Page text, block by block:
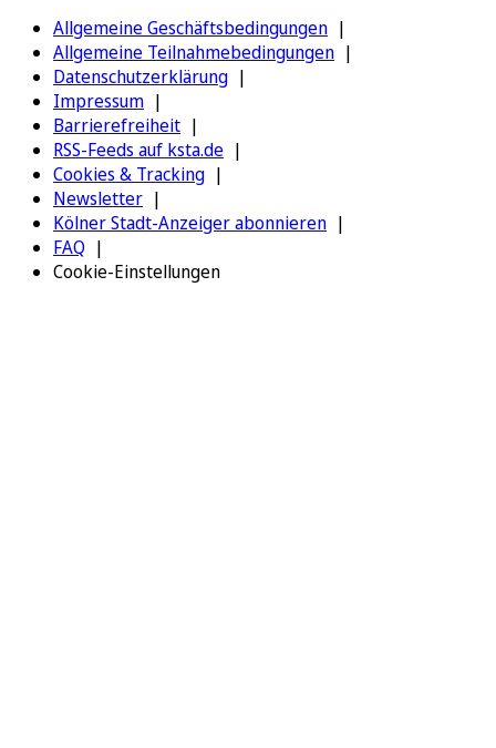
Allgemeine Geschäftsbedingungen
Allgemeine Teilnahmebedingungen
Datenschutzerklärung
Impressum
Barrierefreiheit
RSS-Feeds auf ksta.de
Cookies & Tracking
Newsletter
Kölner Stadt-Anzeiger abonnieren
FAQ
Cookie-Einstellungen